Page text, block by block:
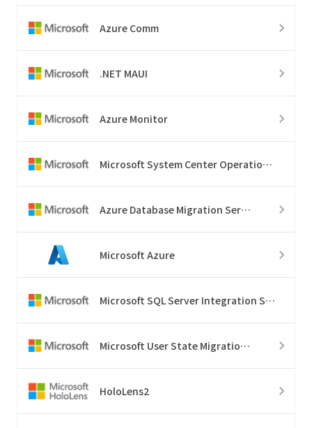
Azure Comm
.NET MAUI
Azure Monitor
Microsoft System Center Operations Manager
Azure Database Migration Service
Microsoft Azure
Microsoft SQL Server Integration Services
Microsoft User State Migration Tool
HoloLens2